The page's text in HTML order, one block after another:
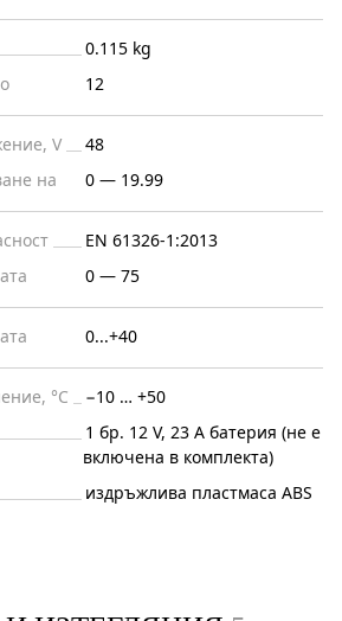
0.115 kg
12
V
48
на
0 — 19.99
EN 61326-1:2013
0 — 75
0...+40
°C
−10 … +50
1 бр. 12 V, 23 A батерия (не е
включена в комплекта)
издръжлива пластмаса ABS